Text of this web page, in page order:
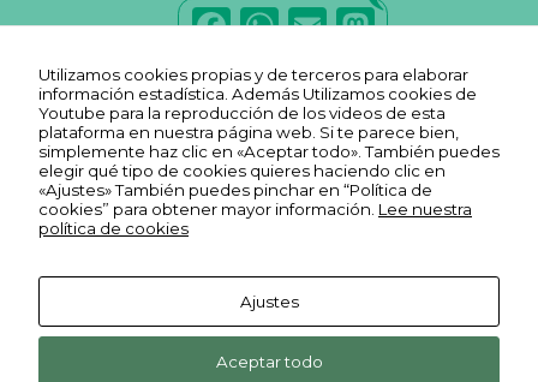
F
a
c
e
b
o
k
W
h
a
ts
A
p
E
m
ai
l
M
a
st
o
d
o
Ekonopolo. Polo de Economía
Social y Solidaria. Harrobia Plaza
Reas
Euskadi
Youtube
REAS
Aviso legal
Utilizamos cookies propias y de terceros para elaborar
información estadística. Además Utilizamos cookies de
Youtube para la reproducción de los videos de esta
plataforma en nuestra página web. Si te parece bien,
simplemente haz clic en «Aceptar todo». También puedes
elegir qué tipo de cookies quieres haciendo clic en
«Ajustes» También puedes pinchar en “Política de
cookies” para obtener mayor información. Lee nuestra
política de cookies
Ajustes
Aceptar todo
f
u
ci
o
n
e
la
w
e
b.
E
dí
st